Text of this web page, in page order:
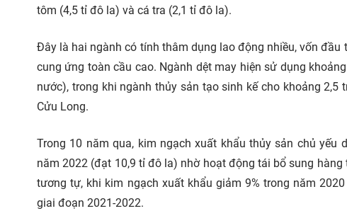
tôm (4,5 tỉ đô la) và cá tra (2,1 tỉ đô la).
Đây là hai ngành có tính thâm dụng lao động nhiều, vốn
cung ứng toàn cầu cao. Ngành dệt may hiện sử dụng
nước), trong khi ngành thủy sản tạo sinh kế cho khoảng
Cửu Long.
Trong 10 năm qua, kim ngạch xuất khẩu thủy sản chủ
năm 2022 (đạt 10,9 tỉ đô la) nhờ hoạt động tái bổ sung
tương tự, khi kim ngạch xuất khẩu giảm 9% trong năm
giai đoạn 2021-2022.